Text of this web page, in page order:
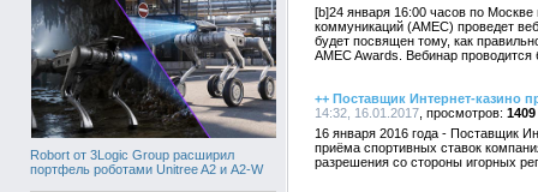
Robort от 3Logic Group расширил
портфель роботами Unitree A2 и A2-W
[b]24 января 16:00 часов по
коммуникаций (AMEC) проведет
будет посвящен тому, как
AMEC Awards. Вебинар
++ Поставщик Интернет-казино
14:32, 16.01.2017
1409
16 января 2016 года - Поставщик
приёма спортивных ставок
разрешения со стороны игорных